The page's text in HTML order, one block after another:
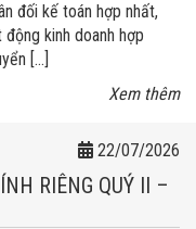
đối kế toán hợp nhất,
kinh doanh hợp
[…]
Xem thêm
22/07/2026
RIÊNG QUÝ II –